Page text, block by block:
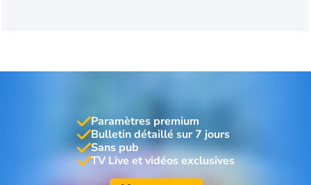
Paramètres premium
Bulletin détaillé sur 7 jours
Sans pub
TV Live et vidéos exclusives